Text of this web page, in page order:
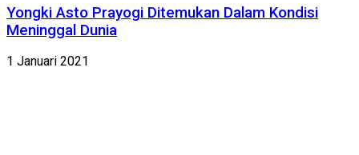
Yongki Asto Prayogi Ditemukan Dalam Kondisi
Meninggal Dunia
1 Januari 2021